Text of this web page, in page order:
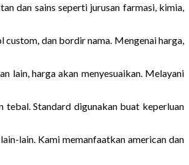
dan sains seperti jurusan farmasi, kimia,
dan bordir nama. Mengenai harga,
lain, harga akan menyesuaikan. Melayani
Standard digunakan buat keperluan
lain. Kami memanfaatkan american dan